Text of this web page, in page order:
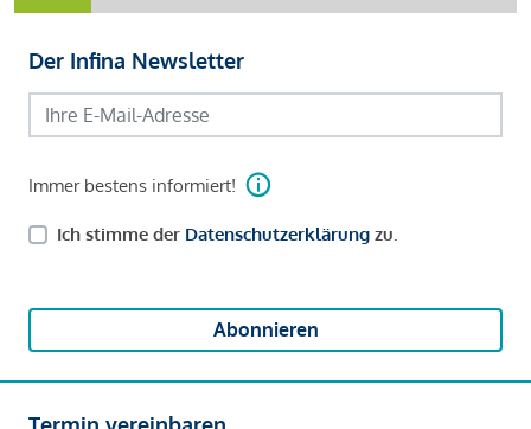
Der Infina Newsletter
Immer bestens informiert!
Ich stimme der Datenschutzerklärung zu.
Abonnieren